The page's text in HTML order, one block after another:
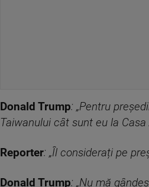
Donald Trump: „Pentru
Taiwanului cât sunt eu la Casa
Reporter: „Îl considerați pe
Donald Trump: „Nu mă